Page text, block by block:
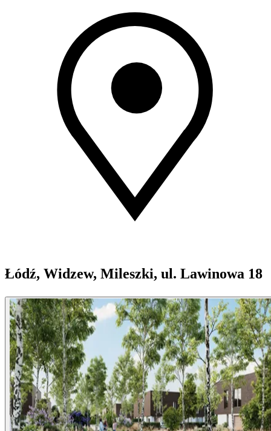
Łódź, Widzew, Mileszki, ul. Lawinowa 18